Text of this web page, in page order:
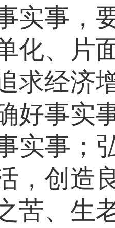
实事，
化、片
求经济
好事实
实事；
，创造
苦、生